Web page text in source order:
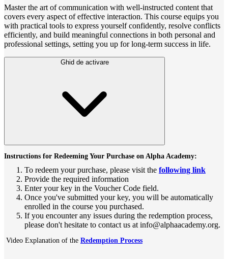
Master the art of communication with well-instructed content that
covers every aspect of effective interaction. This course equips you
with practical tools to express yourself confidently, resolve conflicts
efficiently, and build meaningful connections in both personal and
professional settings, setting you up for long-term success in life.
Ghid de activare
Instructions for Redeeming Your Purchase on Alpha Academy:
To redeem your purchase, please visit the following link
Provide the required information
Enter your key in the Voucher Code field.
Once you've submitted your key, you will be automatically
enrolled in the course you purchased.
If you encounter any issues during the redemption process,
please don't hesitate to contact us at info@alphaacademy.org.
Video Explanation of the Redemption Process